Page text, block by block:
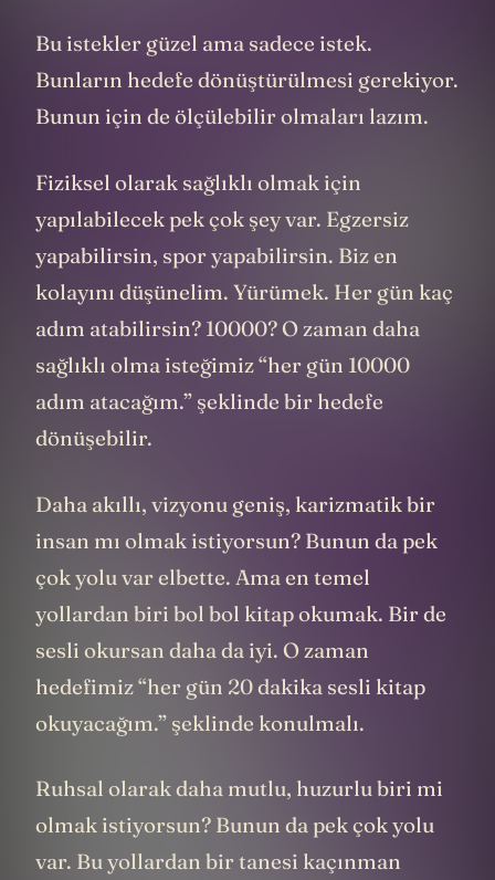
Bu istekler güzel ama sadece istek.
Bunların hedefe dönüştürülmesi gerekiyor.
Bunun için de ölçülebilir olmaları lazım.
Fiziksel olarak sağlıklı olmak için
yapılabilecek pek çok şey var. Egzersiz
yapabilirsin, spor yapabilirsin. Biz en
kolayını düşünelim. Yürümek. Her gün kaç
adım atabilirsin? 10000? O zaman daha
sağlıklı olma isteğimiz “her gün 10000
adım atacağım.” şeklinde bir hedefe
dönüşebilir.
Daha akıllı, vizyonu geniş, karizmatik bir
insan mı olmak istiyorsun? Bunun da pek
çok yolu var elbette. Ama en temel
yollardan biri bol bol kitap okumak. Bir de
sesli okursan daha da iyi. O zaman
hedefimiz “her gün 20 dakika sesli kitap
okuyacağım.” şeklinde konulmalı.
Ruhsal olarak daha mutlu, huzurlu biri mi
olmak istiyorsun? Bunun da pek çok yolu
var. Bu yollardan bir tanesi kaçınman